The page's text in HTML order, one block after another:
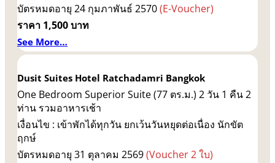
บัตรหมดอายุ 24 กุมภาพันธ์ 2570(E-Voucher)
ราคา 1,500 บาท
See More…
Dusit Suites Hotel Ratchadamri Bangkok
One Bedroom Superior Suite (77 ตร.ม.) 2 วัน 1 คืน 2
ท่าน รวมอาหารเช้า
เงื่อนไข : เข้าพักได้ทุกวัน ยกเว้นวันหยุดต่อเนื่อง นักขัต
ฤกษ์
บัตรหมดอายุ 31 ตุลาคม 2569(Voucher 2 ใบ)